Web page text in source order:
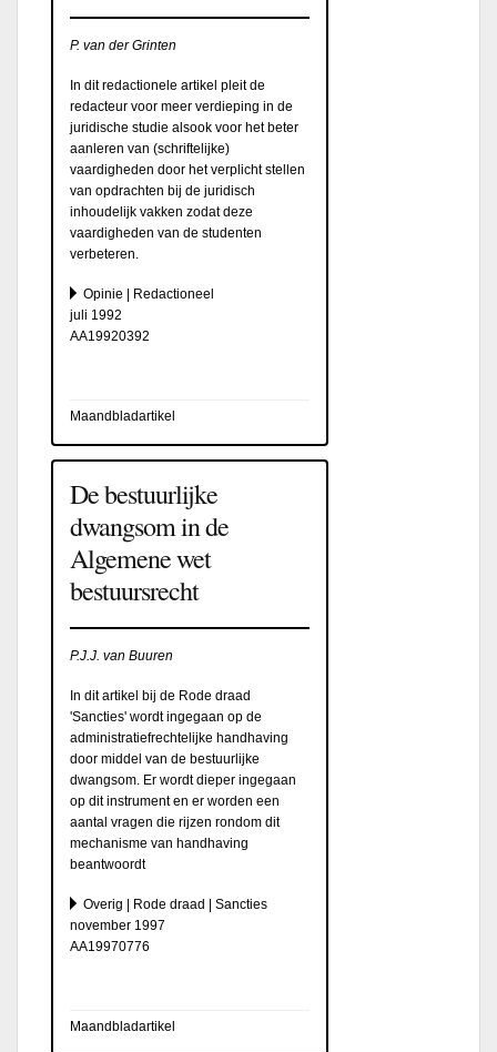
P. van der Grinten
In dit redactionele artikel pleit de
redacteur voor meer verdieping in de
juridische studie alsook voor het beter
aanleren van (schriftelijke)
vaardigheden door het verplicht stellen
van opdrachten bij de juridisch
inhoudelijk vakken zodat deze
vaardigheden van de studenten
verbeteren.
Opinie | Redactioneel
juli 1992
AA19920392
Maandbladartikel
De bestuurlijke
dwangsom in de
Algemene wet
bestuursrecht
P.J.J. van Buuren
In dit artikel bij de Rode draad
'Sancties' wordt ingegaan op de
administratiefrechtelijke handhaving
door middel van de bestuurlijke
dwangsom. Er wordt dieper ingegaan
op dit instrument en er worden een
aantal vragen die rijzen rondom dit
mechanisme van handhaving
beantwoordt
Overig | Rode draad | Sancties
november 1997
AA19970776
Maandbladartikel